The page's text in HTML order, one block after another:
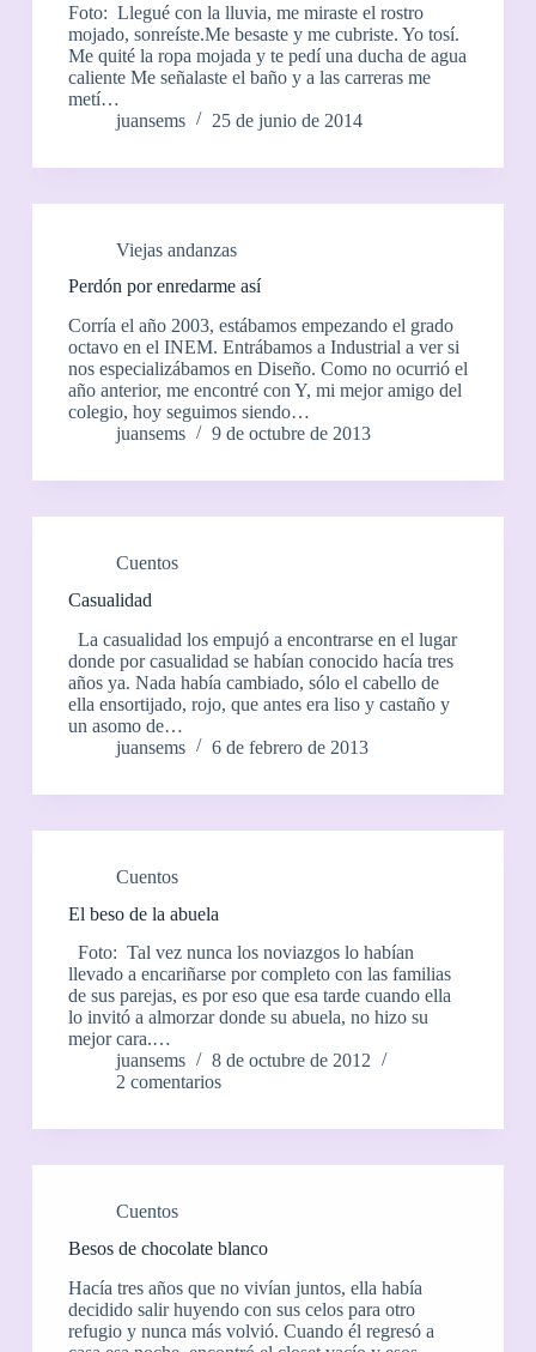
Foto: Llegué con la lluvia, me miraste el rostro
mojado, sonreíste.Me besaste y me cubriste. Yo tosí.
Me quité la ropa mojada y te pedí una ducha de agua
caliente Me señalaste el baño y a las carreras me
metí…
juansems
25 de junio de 2014
Viejas andanzas
Perdón por enredarme así
Corría el año 2003, estábamos empezando el grado
octavo en el INEM. Entrábamos a Industrial a ver si
nos especializábamos en Diseño. Como no ocurrió el
año anterior, me encontré con Y, mi mejor amigo del
colegio, hoy seguimos siendo…
juansems
9 de octubre de 2013
Cuentos
Casualidad
La casualidad los empujó a encontrarse en el lugar
donde por casualidad se habían conocido hacía tres
años ya. Nada había cambiado, sólo el cabello de
ella ensortijado, rojo, que antes era liso y castaño y
un asomo de…
juansems
6 de febrero de 2013
Cuentos
El beso de la abuela
Foto: Tal vez nunca los noviazgos lo habían
llevado a encariñarse por completo con las familias
de sus parejas, es por eso que esa tarde cuando ella
lo invitó a almorzar donde su abuela, no hizo su
mejor cara.…
juansems
8 de octubre de 2012
2 comentarios
Cuentos
Besos de chocolate blanco
Hacía tres años que no vivían juntos, ella había
decidido salir huyendo con sus celos para otro
refugio y nunca más volvió. Cuando él regresó a